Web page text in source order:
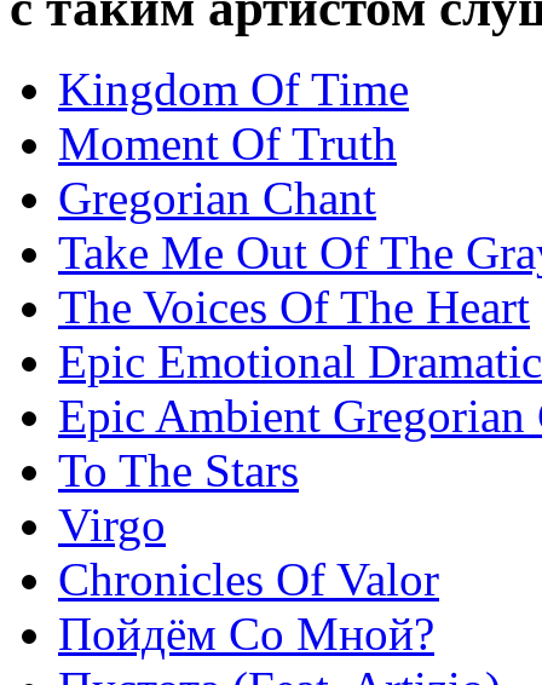
Kingdom Of Time
Moment Of Truth
Gregorian Chant
Take Me Out Of The
The Voices Of The Heart
Epic Emotional
Epic Ambient Gregorian
To The Stars
Virgo
Chronicles Of Valor
Пойдём Со Мной?